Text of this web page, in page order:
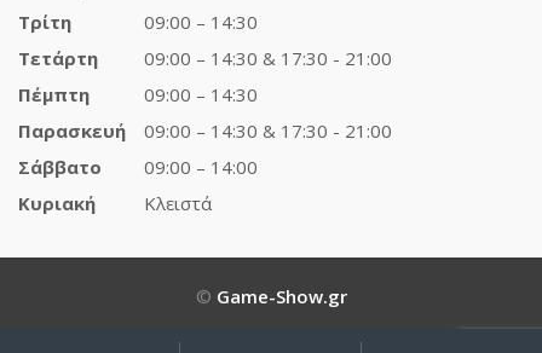
Τρίτη
09:00 – 14:30
Τετάρτη
09:00 – 14:30 & 17:30 - 21:00
Πέμπτη
09:00 – 14:30
Παρασκευή
09:00 – 14:30 & 17:30 - 21:00
Σάββατο
09:00 – 14:00
Κυριακή
Κλειστά
© Game-Show.gr